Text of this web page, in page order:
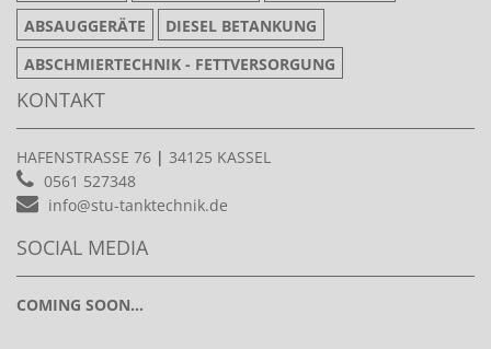
ABSAUGGERÄTE
DIESEL BETANKUNG
ABSCHMIERTECHNIK - FETTVERSORGUNG
KONTAKT
HAFENSTRASSE 76 | 34125 KASSEL
0561 527348
info@stu-tanktechnik.de
SOCIAL MEDIA
COMING SOON...